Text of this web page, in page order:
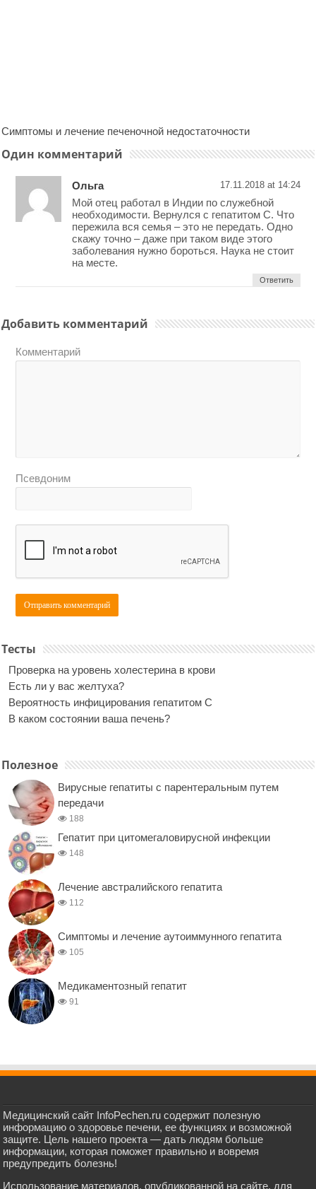
Симптомы и лечение печеночной недостаточности
Один комментарий
Ольга 17.11.2018 at 14:24
Мой отец работал в Индии по служебной
необходимости. Вернулся с гепатитом С. Что
пережила вся семья – это не передать. Одно
скажу точно – даже при таком виде этого
заболевания нужно бороться. Наука не стоит
на месте.
Ответить
Добавить комментарий
Комментарий
Псевдоним
Тесты
Проверка на уровень холестерина в крови
Есть ли у вас желтуха?
Вероятность инфицирования гепатитом С
В каком состоянии ваша печень?
Полезное
Вирусные гепатиты с парентеральным путем
передачи
188
Гепатит при цитомегаловирусной инфекции
148
Лечение австралийского гепатита
112
Симптомы и лечение аутоиммунного гепатита
105
Медикаментозный гепатит
91
Медицинский сайт InfoPechen.ru содержит полезную
информацию о здоровье печени, ее функциях и возможной
защите. Цель нашего проекта — дать людям больше
информации, которая поможет правильно и вовремя
предупредить болезнь!
Использование материалов, опубликованной на сайте, для